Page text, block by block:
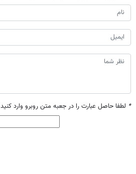
* لطفا حاصل عبارت را در جعبه متن روبرو وارد کنید